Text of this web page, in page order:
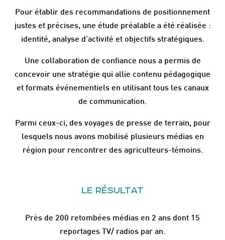
Pour établir des recommandations de positionnement
justes et précises, une étude préalable a été réalisée :
identité, analyse d’activité et objectifs stratégiques.
Une collaboration de confiance nous a permis de
concevoir une stratégie qui allie contenu pédagogique
et formats événementiels en utilisant tous les canaux
de communication.
Parmi ceux-ci, des voyages de presse de terrain, pour
lesquels nous avons mobilisé plusieurs médias en
région pour rencontrer des agriculteurs-témoins.
LE RÉSULTAT
Près de 200 retombées médias en 2 ans dont 15
reportages TV/ radios par an.